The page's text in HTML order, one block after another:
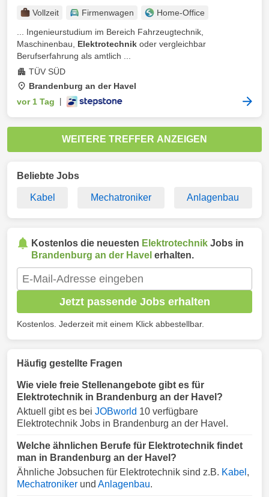
Vollzeit Firmenwagen
Home-Office
... Ingenieurstudium im Bereich Fahrzeugtechnik,
Maschinenbau, Elektrotechnik oder vergleichbar
Berufserfahrung als amtlich ...
TÜV SÜD
Brandenburg an der Havel
vor 1 Tag
WEITERE TREFFER ANZEIGEN
Beliebte Jobs
Kabel Mechatroniker Anlagenbau
Kostenlos die neuesten Elektrotechnik Jobs in
Brandenburg an der Havel erhalten.
Jetzt passende Jobs erhalten
Kostenlos. Jederzeit mit einem Klick abbestellbar.
Häufig gestellte Fragen
Wie viele freie Stellenangebote gibt es für
Elektrotechnik in Brandenburg an der Havel?
Aktuell gibt es bei JOBworld 10 verfügbare
Elektrotechnik Jobs in Brandenburg an der Havel.
Welche ähnlichen Berufe für Elektrotechnik findet
man in Brandenburg an der Havel?
Ähnliche Jobsuchen für Elektrotechnik sind z.B. Kabel ,
Mechatroniker und Anlagenbau.